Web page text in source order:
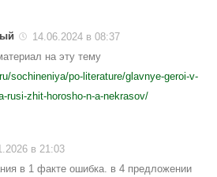
14.06.2024 в 08:37
на эту тему
sochineniya/po-literature/glavnye-geroi-v-
rusi-zhit-horosho-n-a-nekrasov/
в 21:03
в 1 факте ошибка. в 4 предложении